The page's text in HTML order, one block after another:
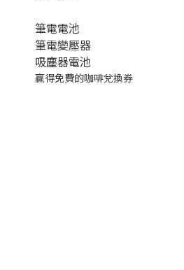
筆電電池
筆電變壓器
吸塵器電池
贏得免費的咖啡兌換券